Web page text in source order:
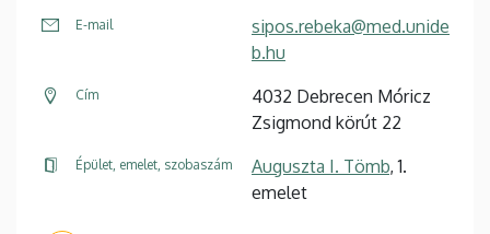
E-mail
sipos.rebeka@med.unide
b.hu
Cím
4032 Debrecen Móricz
Zsigmond körút 22
Épület, emelet, szobaszám Auguszta I. Tömb, 1.
emelet